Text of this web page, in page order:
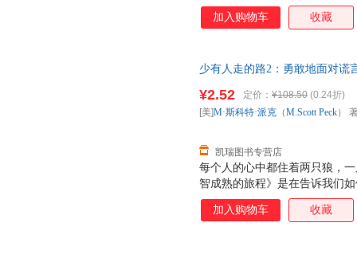
走的路2：勇敢地面对谎言》则
需要诚实，而恶狼害怕的则是
人会颠倒是非，混淆黑白，变
evil 。 勇敢地面对谎言，就是
题，承受应该承受的痛苦，承
加入购物车 收藏
少有人走的路2：勇敢地面对谎
每个人的心中都住着两只狼，
智成熟的旅程》是在告诉我们
走的路2：勇敢地面对谎言》则
需要诚实，而恶狼害怕的则是
¥2.52 定价： ¥108.50 (0.24折)
凯瑞图书专营店
[美]M·斯科特·派克 （M.Scott Peck）
加入购物车 收藏